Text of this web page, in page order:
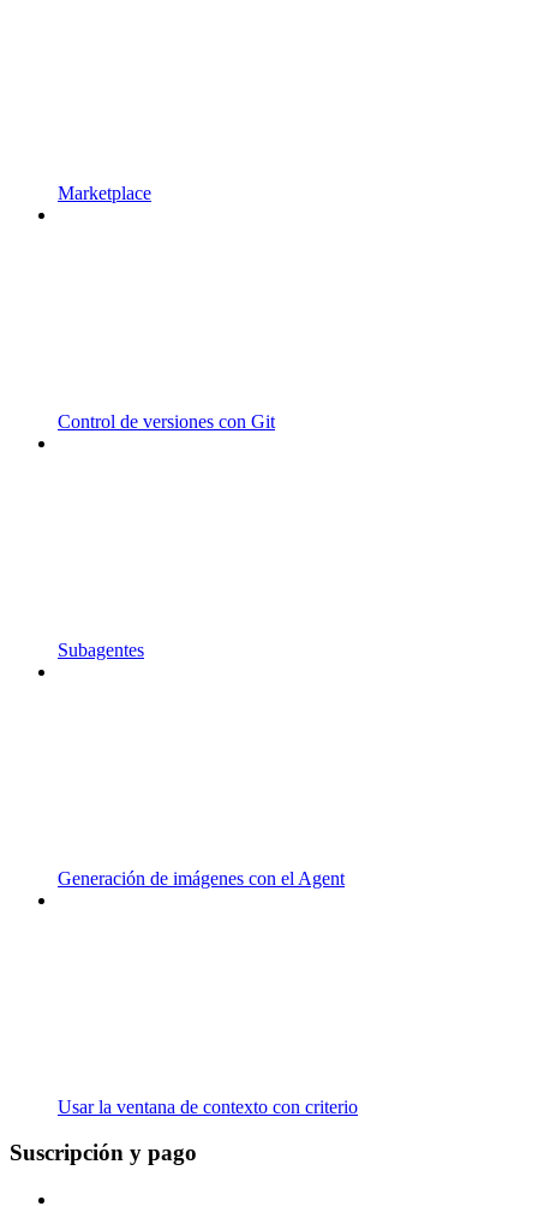
Marketplace
Control de versiones con Git
Subagentes
Generación de imágenes con el Agent
Usar la ventana de contexto con criterio
Suscripción y pago